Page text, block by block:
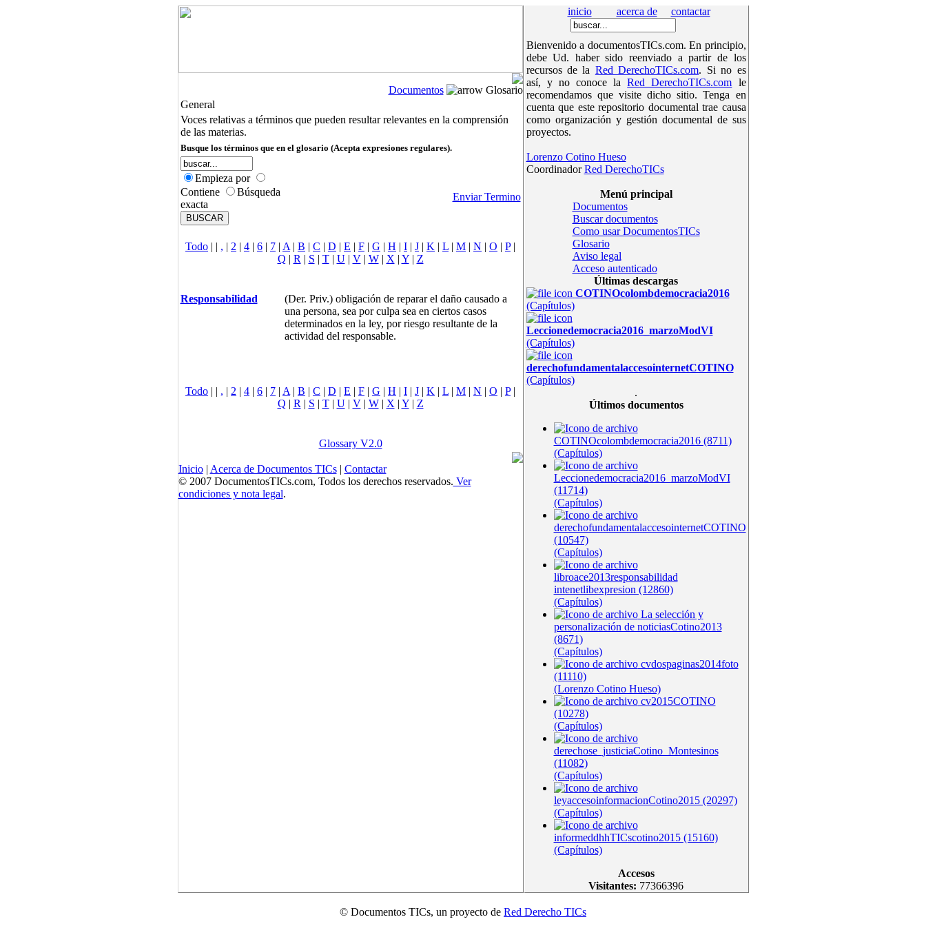
Documentos
Glosario
General
Voces relativas a términos que pueden resultar relevantes en la comprensión
de las materias.
Busque los términos que en el glosario (Acepta expresiones regulares).
Empieza por
Contiene
Búsqueda
exacta
Enviar Termino
Todo | | , | 2 | 4 | 6 | 7 | A | B | C | D | E | F | G | H | I | J | K | L | M | N | O | P|
Q | R | S | T| U| V| W| X | Y| Z
Responsabilidad
(Der. Priv.) obligación de reparar el daño causado a
una persona, sea por culpa sea en ciertos casos
determinados en la ley, por riesgo resultante de la
actividad del responsable.
Todo | | , | 2 | 4 | 6 | 7 | A | B | C | D | E | F | G | H | I | J | K | L | M | N | O | P|
Q | R | S | T| U| V| W| X | Y| Z
Glossary V2.0
Inicio| Acerca de Documentos TICs| Contactar
© 2007 DocumentosTICs.com, Todos los derechos reservados. Ver
condiciones y nota legal.
inicio acerca de contactar
Bienvenido a documentosTICs.com. En principio,
debe Ud. haber sido reenviado a partir de los
recursos de la Red DerechoTICs.com. Si no es
así, y no conoce laRed DerechoTICs.com le
recomendamos que visite dicho sitio. Tenga en
cuenta que este repositorio documental trae causa
como organización y gestión documental de sus
proyectos.
Lorenzo Cotino Hueso
CoordinadorRed DerechoTICs
Menú principal
Documentos
Buscar documentos
Como usar DocumentosTICs
Glosario
Aviso legal
Acceso autenticado
Últimas descargas
COTINOcolombdemocracia2016
(Capítulos)
Leccionedemocracia2016_marzoModVI
(Capítulos)
derechofundamentalaccesointernetCOTINO
(Capítulos)
.
Últimos documentos
COTINOcolombdemocracia2016 (8711)
(Capítulos)
Leccionedemocracia2016_marzoModVI
(11714)
(Capítulos)
derechofundamentalaccesointernetCOTINO
(10547)
(Capítulos)
libroace2013responsabilidad
intenetlibexpresion (12860)
(Capítulos)
La selección y
personalización de noticiasCotino2013
(8671)
(Capítulos)
cvdospaginas2014foto
(11110)
(Lorenzo Cotino Hueso)
cv2015COTINO
(10278)
(Capítulos)
derechose_justiciaCotino_Montesinos
(11082)
(Capítulos)
leyaccesoinformacionCotino2015 (20297)
(Capítulos)
informeddhhTICscotino2015 (15160)
(Capítulos)
Accesos
Visitantes: 77366396
© Documentos TICs, un proyecto de Red Derecho TICs